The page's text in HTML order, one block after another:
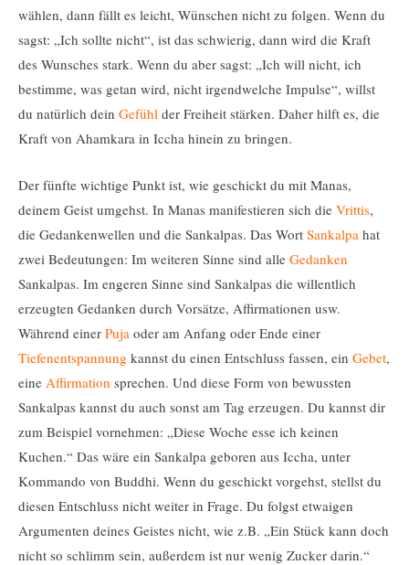
wählen, dann fällt es leicht, Wünschen nicht zu folgen. Wenn du
sagst: „Ich sollte nicht“, ist das schwierig, dann wird die Kraft
des Wunsches stark. Wenn du aber sagst: „Ich will nicht, ich
bestimme, was getan wird, nicht irgendwelche Impulse“, willst
du natürlich dein Gefühl der Freiheit stärken. Daher hilft es, die
Kraft von Ahamkara in Iccha hinein zu bringen.
Der fünfte wichtige Punkt ist, wie geschickt du mit Manas,
deinem Geist umgehst. In Manas manifestieren sich die Vrittis,
die Gedankenwellen und die Sankalpas. Das Wort Sankalpa hat
zwei Bedeutungen: Im weiteren Sinne sind alle Gedanken
Sankalpas. Im engeren Sinne sind Sankalpas die willentlich
erzeugten Gedanken durch Vorsätze, Affirmationen usw.
Während einer Puja oder am Anfang oder Ende einer
Tiefenentspannung kannst du einen Entschluss fassen, ein Gebet,
eine Affirmation sprechen. Und diese Form von bewussten
Sankalpas kannst du auch sonst am Tag erzeugen. Du kannst dir
zum Beispiel vornehmen: „Diese Woche esse ich keinen
Kuchen.“ Das wäre ein Sankalpa geboren aus Iccha, unter
Kommando von Buddhi. Wenn du geschickt vorgehst, stellst du
diesen Entschluss nicht weiter in Frage. Du folgst etwaigen
Argumenten deines Geistes nicht, wie z.B. „Ein Stück kann doch
nicht so schlimm sein, außerdem ist nur wenig Zucker darin.“